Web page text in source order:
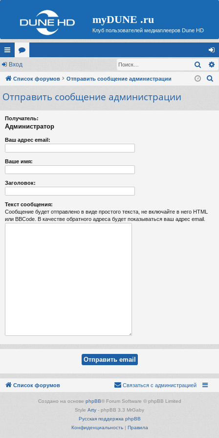
myDUNE .ru
Клуб пользователей медиаплееров Dune HD
с
ы
лк
ор
ум
хо
д
Вход
Список форумов Отправить сообщение администрации
с
Отправить сообщение администрации
Получатель:
Администратор
Ваш адрес email:
Ваше имя:
Заголовок:
Текст сообщения:
Сообщение будет отправлено в виде простого текста, не включайте в него HTML
или BBCode. В качестве обратного адреса будет показываться ваш адрес email.
Список форумов Связаться с администрацией
Создано на основе phpBB® Forum Software © phpBB Limited
Style Arty - phpBB 3.3 MrGaby
Русская поддержка phpBB
Конфиденциальность| Правила